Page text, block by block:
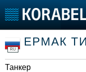
Тип судна
Добавить судно
Добавить проект
Последние 100
RU
ЕРМАК
Танкер